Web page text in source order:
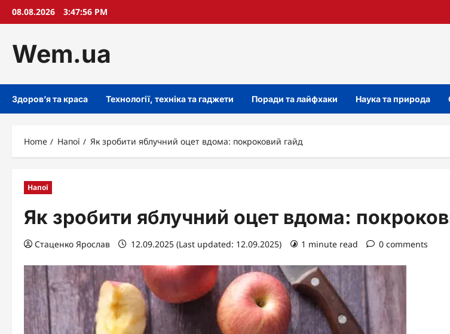
Skip08.08.2026 3:47:57 PM
Wem.ua
Здоров’я та краса Технології, техніка та гаджети Поради та лайфхаки Наука та природа
Home Напої Як зробити яблучний оцет вдома: покроковий гайд
Напої
Як зробити яблучний оцет вдома:
Стаценко Ярослав 12.09.2025 (Last updated: 12.09.2025) 1 minute read 0 comments